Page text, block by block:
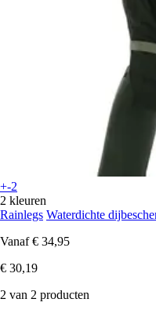
+-2
2 kleuren
Rainlegs Waterdichte
Vanaf € 34,95
€ 30,19
2 van 2 producten